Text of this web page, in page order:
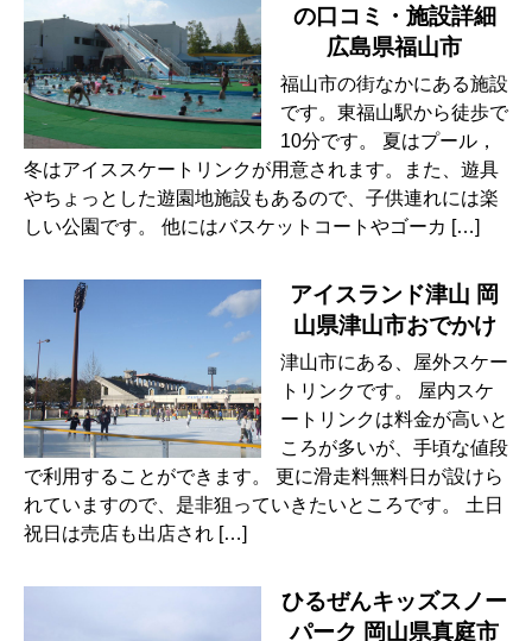
の口コミ・施設詳細
広島県福山市
福山市の街なかにある施設
です。東福山駅から徒歩で
10分です。 夏はプール，
冬はアイススケートリンクが用意されます。また、遊具
やちょっとした遊園地施設もあるので、子供連れには楽
しい公園です。 他にはバスケットコートやゴーカ […]
アイスランド津山 岡
山県津山市おでかけ
津山市にある、屋外スケー
トリンクです。 屋内スケ
ートリンクは料金が高いと
ころが多いが、手頃な値段
で利用することができます。 更に滑走料無料日が設けら
れていますので、是非狙っていきたいところです。 土日
祝日は売店も出店され […]
ひるぜんキッズスノー
パーク 岡山県真庭市